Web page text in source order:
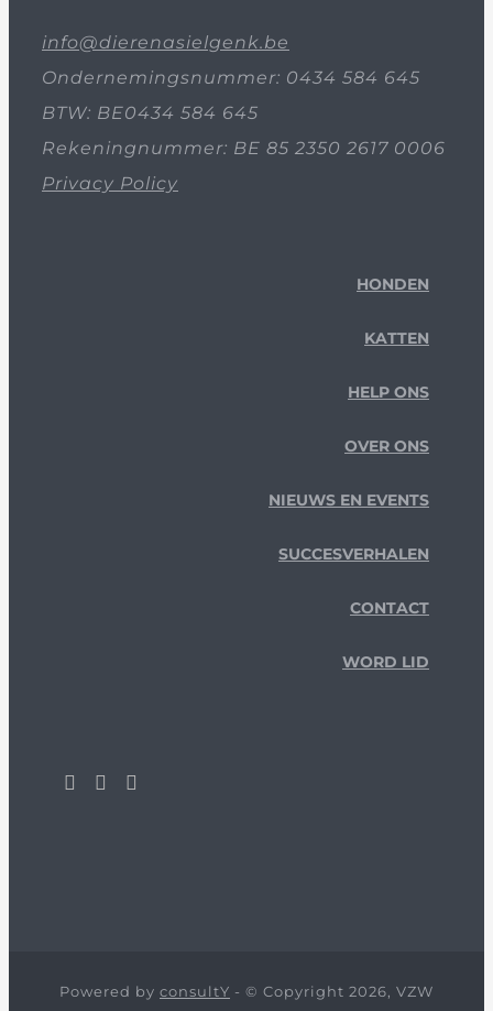
info@dierenasielgenk.be
Ondernemingsnummer: 0434 584 645
BTW: BE0434 584 645
Rekeningnummer: BE 85 2350 2617 0006
Privacy Policy
HONDEN
KATTEN
HELP ONS
OVER ONS
NIEUWS EN EVENTS
SUCCESVERHALEN
CONTACT
WORD LID
Powered by consultY - © Copyright 2026, VZW